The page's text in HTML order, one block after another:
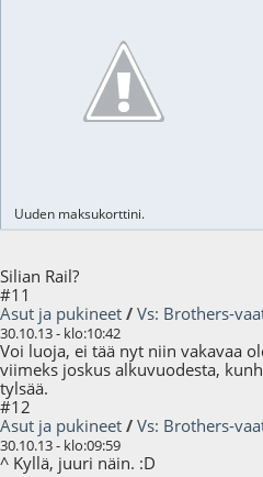
Uuden maksukorttini.
Silian Rail?
#11
Asut ja pukineet / Vs: Brothers-
30.10.13 - klo:10:42
Voi luoja, ei tää nyt niin vakavaa
viimeks joskus alkuvuodesta,
tylsää.
#12
Asut ja pukineet / Vs: Brothers-
30.10.13 - klo:09:59
^ Kyllä, juuri näin. :D